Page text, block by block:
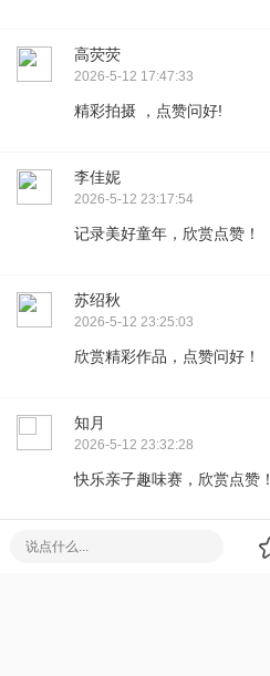
高荧荧
2026-5-12 17:47:33
精彩拍摄 ，点赞问好!
李佳妮
2026-5-12 23:17:54
记录美好童年，欣赏点赞！
苏绍秋
2026-5-12 23:25:03
欣赏精彩作品，点赞问好！
知月
2026-5-12 23:32:28
快乐亲子趣味赛，欣赏点赞！
冯璇璇